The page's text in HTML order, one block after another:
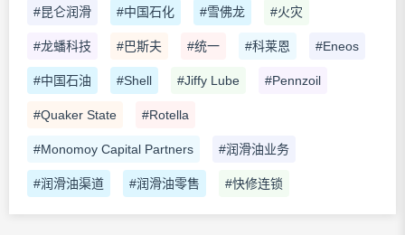
#昆仑润滑 #中国石化 #雪佛龙 #火灾
#龙蟠科技 #巴斯夫 #统一 #科莱恩 #Eneos
#中国石油 #Shell #Jiffy Lube #Pennzoil
#Quaker State #Rotella
#Monomoy Capital Partners #润滑油业务
#润滑油渠道 #润滑油零售 #快修连锁